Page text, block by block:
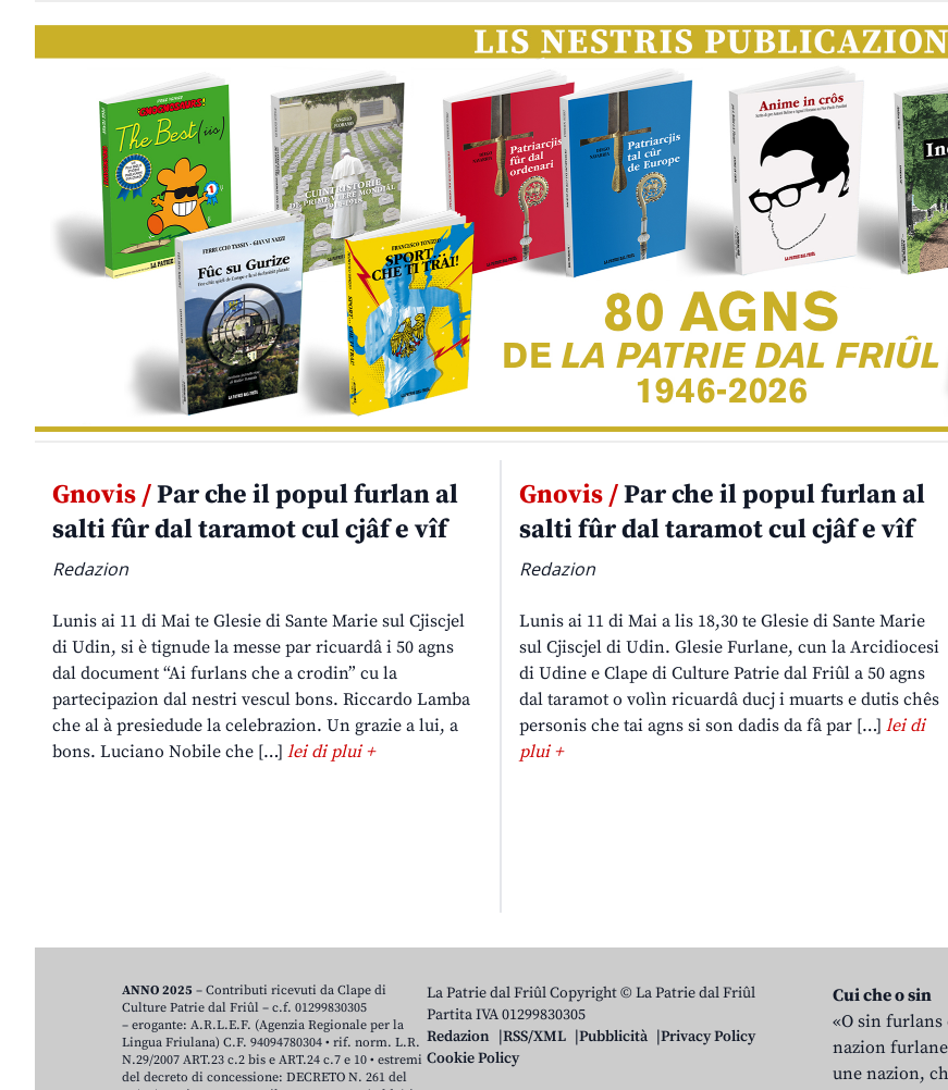
Gnovis /Par che il popul furlan al
salti fûr dal taramot cul cjâf e vîf
Redazion
Lunis ai 11 di Mai te Glesie di Sante Marie sul Cjiscjel
di Udin, si è tignude la messe par ricuardâ i 50 agns
dal document “Ai furlans che a crodin” cu la
partecipazion dal nestri vescul bons. Riccardo Lamba
che al à presiedude la celebrazion. Un grazie a lui, a
bons. Luciano Nobile che […] lei di plui +
Gnovis /Par che il popul furlan al
salti fûr dal taramot cul cjâf e vîf
Redazion
Lunis ai 11 di Mai a lis 18,30 te Glesie di Sante Marie
sul Cjiscjel di Udin. Glesie Furlane, cun la Arcidiocesi
di Udine e Clape di Culture Patrie dal Friûl a 50 agns
dal taramot o volìn ricuardâ ducj i muarts e dutis chês
personis che tai agns si son dadis da fâ par […] lei di
plui +
La Patrie dal Friûl Copyright © La Patrie dal Friûl
Partita IVA 01299830305
Redazion
RSS/XML Pubblicità
Privacy Policy
Cookie Policy
Cui che o sin
«O sin
nazion
une nazion,
ANNO 2025 – Contributi ricevuti da Clape di
Culture Patrie dal Friûl – c.f. 01299830305
– erogante: A.R.L.E.F. (Agenzia Regionale per la
Lingua Friulana) C.F. 94094780304 • rif. norm. L.R.
N.29/2007 ART.23 c.2 bis e ART.24 c.7 e 10 • estremi
del decreto di concessione: DECRETO N. 261 del